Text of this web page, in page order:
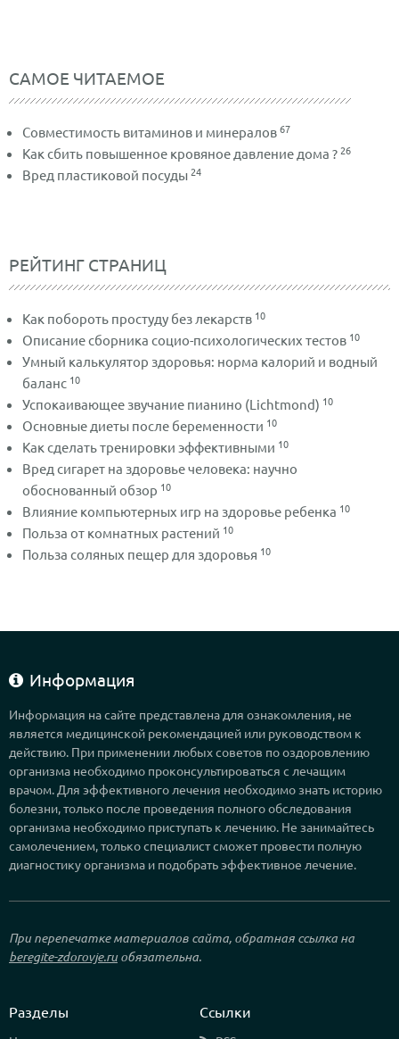
САМОЕ ЧИТАЕМОЕ
Совместимость витаминов и минералов67
Как сбить повышенное кровяное давление дома ? 26
Вред пластиковой посуды 24
РЕЙТИНГ СТРАНИЦ
Как побороть простуду без лекарств 10
Описание сборника социо-психологических тестов 10
Умный калькулятор здоровья: норма калорий и водный
баланс 10
Успокаивающее звучание пианино (Lichtmond) 10
Основные диеты после беременности 10
Как сделать тренировки эффективными 10
Вред сигарет на здоровье человека: научно
обоснованный обзор 10
Влияние компьютерных игр на здоровье ребенка 10
Польза от комнатных растений 10
Польза соляных пещер для здоровья 10
Информация
Информация на сайте представлена для ознакомления, не
является медицинской рекомендацией или руководством к
действию. При применении любых советов по оздоровлению
организма необходимо проконсультироваться с лечащим
врачом. Для эффективного лечения необходимо знать историю
болезни, только после проведения полного обследования
организма необходимо приступать к лечению. Не занимайтесь
самолечением, только специалист сможет провести полную
диагностику организма и подобрать эффективное лечение.
При перепечатке материалов сайта, обратная ссылка на
beregite-zdorovje.ruобязательна.
Разделы Ссылки